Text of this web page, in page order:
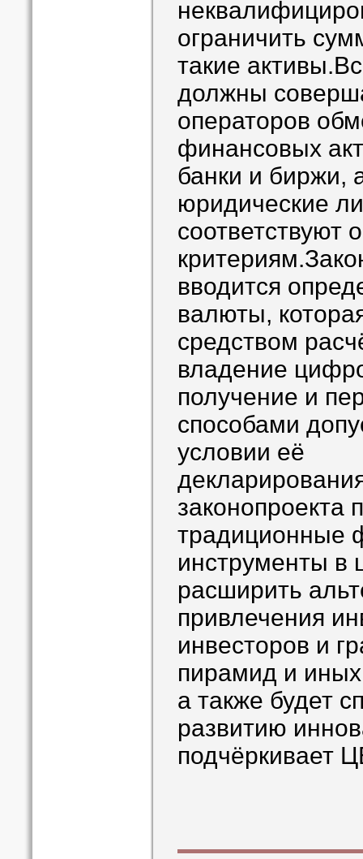
ограничить
такие
должны
операторов
финансовых
банки и биржи,
юридические
соответствуют
вводится
валюты,
средством
владение
получение и
способами
условии её
законопроекта
традиционные
инструменты
расширить
привлечения
инвесторов и
пирамид и
а также будет
развитию
подчёркивает